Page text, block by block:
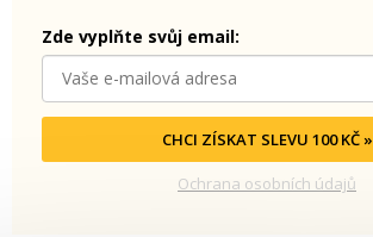
Zde vyplňte svůj email:
CHCI ZÍSKAT SLEVU 100 KČ »
Ochrana osobních údajů